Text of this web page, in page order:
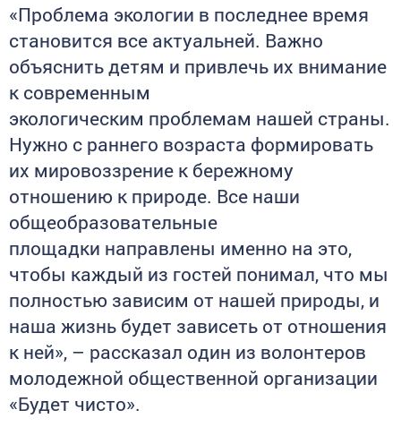
«Проблема экологии в последнее время
становится все актуальней. Важно
объяснить детям и привлечь их внимание
к современным
экологическим проблемам нашей страны.
Нужно с раннего возраста формировать
их мировоззрение к бережному
отношению к природе. Все наши
общеобразовательные
площадки направлены именно на это,
чтобы каждый из гостей понимал, что мы
полностью зависим от нашей природы, и
наша жизнь будет зависеть от отношения
к ней», – рассказал один из волонтеров
молодежной общественной организации
«Будет чисто».